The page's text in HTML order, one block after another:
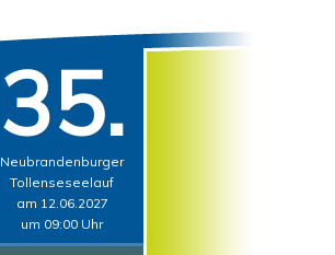
35.
Neubrandenburger
Tollenseseelauf
am 12.06.2027
um 09:00 Uhr